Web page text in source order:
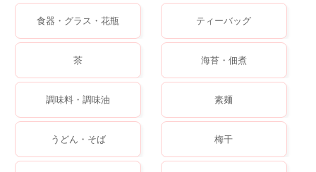
食器・グラス・花瓶 ティーバッグ
茶 海苔・佃煮
調味料・調味油 素麺
うどん・そば 梅干